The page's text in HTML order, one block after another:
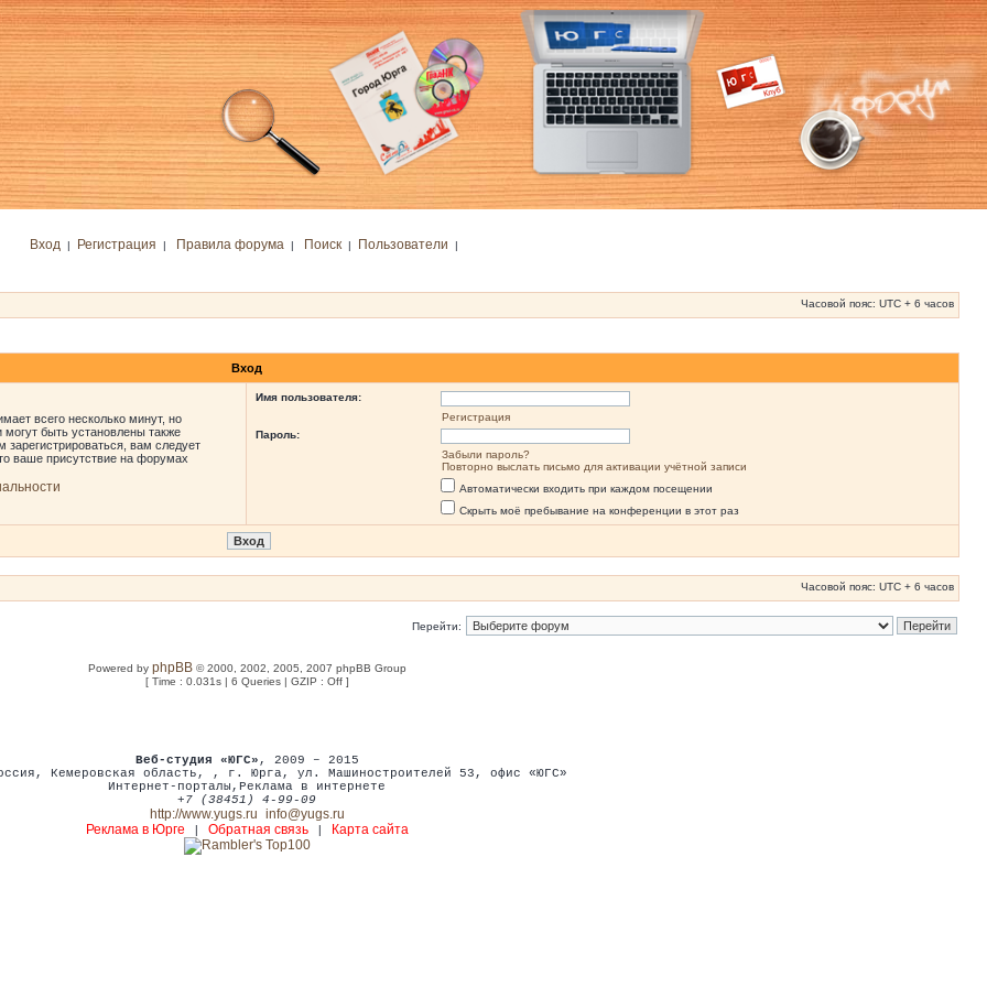
Вход | Регистрация | Правила форума | Поиск| Пользователи |
Часовой пояс: UTC + 6 часов
Вход
всего несколько минут, но
быть установлены также
зарегистрироваться, вам следует
ваше присутствие на форумах
Имя пользователя:
Регистрация
Пароль:
Забыли пароль?
Повторно выслать письмо для активации учётной записи
Автоматически входить при каждом посещении
Скрыть моё пребывание на конференции в этот раз
Часовой пояс: UTC + 6 часов
Перейти:
Powered by phpBB© 2000, 2002, 2005, 2007 phpBB Group
[ Time : 0.031s | 6 Queries | GZIP : Off ]
Веб-студия «ЮГС» , 2009 – 2015
, Кемеровская область, , г. Юрга, ул. Машиностроителей 53 , офис «ЮГС»
Интернет-порталы , Реклама в интернете
+7 (38451) 4-99-09
http://www.yugs.ru info@yugs.ru
Реклама в Юрге
Обратная связь| Карта сайта